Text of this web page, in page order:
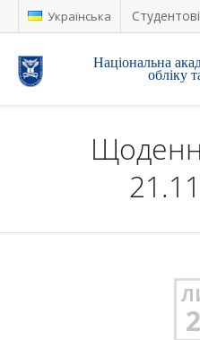
Українська Студентові
Національна
обліку